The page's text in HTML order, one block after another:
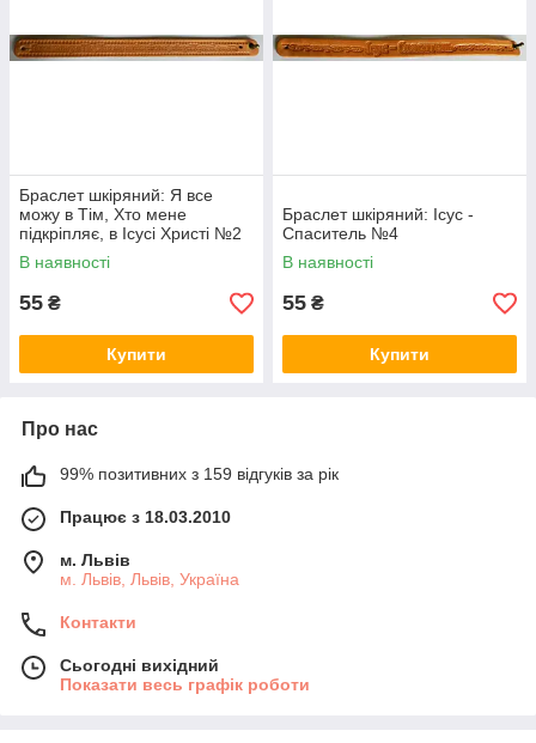
Браслет шкіряний: Я все
можу в Тім, Хто мене
підкріпляє, в Ісусі Христі №2
В наявності
55 ₴
Купити
Браслет шкіряний: Ісус -
Спаситель №4
В наявності
55 ₴
Купити
Про нас
99% позитивних з 159 відгуків за рік
Працює з 18.03.2010
м. Львів
м. Львів, Львів, Україна
Контакти
Сьогодні вихідний
Показати весь графік роботи